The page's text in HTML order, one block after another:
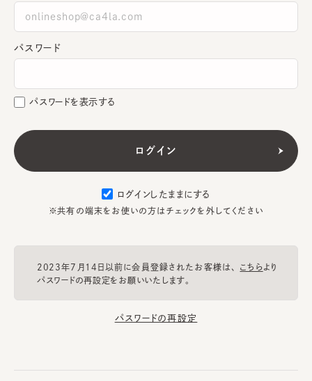
パスワード
パスワードを表示する
ログインしたままにする
※共有の端末をお使いの方はチェックを外してください
2023年7月14日以前に会員登録されたお客様は、 こちらより
パスワードの再設定をお願いいたします。
パスワードの再設定